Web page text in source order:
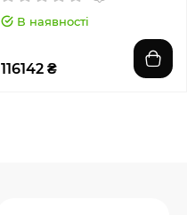
В наявності
116142 ₴